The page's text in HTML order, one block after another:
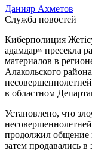
Данияр Ахметов
Служба новостей
Киберполиция
адамдар» пресекла
материалов в
Алакольского
в областном
Установлено, что
продолжил общение
затем продавались